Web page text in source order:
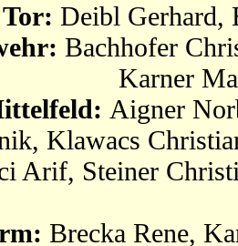
Tor: Deibl Gerhard,
Bachhofer
Karner
Aigner
Klawacs
Arif, Steiner
Brecka Rene,